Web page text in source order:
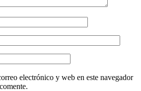
electrónico y web en este navegador